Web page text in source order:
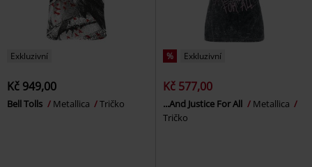
Exkluzivní
Kč 949,00
Bell Tolls Metallica Tričko
% Exkluzivní
Kč 577,00
...And Justice For All
Metallica
Tričko